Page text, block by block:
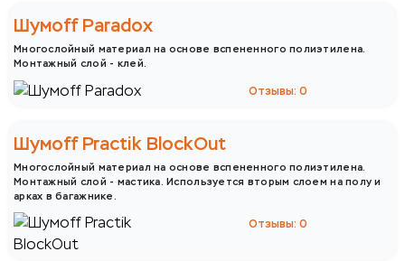
Шумoff Paradox
Многослойный материал на основе вспененного полиэтилена.
Монтажный слой - клей.
Отзывы: 0
Шумoff Practik BlockOut
Многослойный материал на основе вспененного полиэтилена.
Монтажный слой - мастика. Используется вторым слоем на полу и
арках в багажнике.
Отзывы: 0